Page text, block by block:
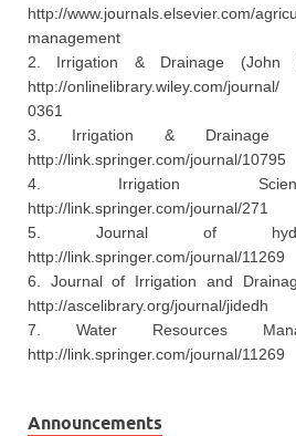
http://www.journals.elsevier.com/
management
2. Irrigation & Drainage (John
http://onlinelibrary.wiley.com/
0361
3. Irrigation & Drainage
http://link.springer.com/journal/10795
4. Irrigation
http://link.springer.com/journal/271
5. Journal of
http://link.springer.com/journal/11269
6. Journal of Irrigation and
http://ascelibrary.org/journal/jidedh
7. Water Resources
http://link.springer.com/journal/11269
Announcements